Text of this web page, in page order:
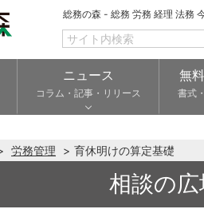
総務の森 - 総務 労務 経理 法務
ニュース
コラム・記事・リリース
無
書式
労務管理 育休明けの算定基礎
相談の広